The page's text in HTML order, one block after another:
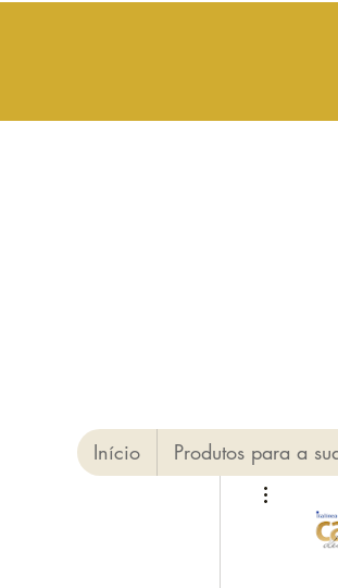
Início Produtos para a
Mais ações